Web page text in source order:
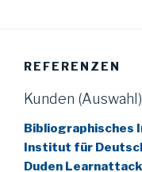
REFERENZEN
Kunden (Auswahl)
Bibliographisches
Institut für
Duden Learnattack